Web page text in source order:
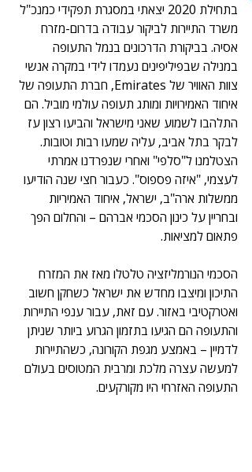
בתחילת 2020 יצאתי במסגרת תפקידי כמנכ"ל
משרד התיירות לביקור עבודה בדרום-מזרח
אסיה. בביקורת הדרכונים בנמל התעופה
במנילה שבפיליפינים נעמדו לידי במקרה אנשי
צוות האוויר של Emirates, חברת התעופה של
איחוד האמירויות ומותג תעופה עולמי מוביל. הם
התלהבו לשמוע שאני מישראל והביעו רצון עז
לבקר בתל אביב, עליה שמעו רבות וטובות.
הצטלמנו ל"סלפי" ואחרי שנפרדנו אמרתי
לעצמי, "איזה פספוס". כעבור חצי שנה הודיעו
ממשלות ארה"ב, ישראל, איחוד האמיריות
ובחריין על כינון הסכמי אברהם – והחלום הפך
פתאום למציאות.
הסכמי הנורמליזציה טלטלו מאז את המזרח
התיכון ומיצבו מחדש את ישראל כשחקן חשוב
ואטרקטיבי באזור. עם זאת, עבור ענפי התיירות
והתעופה הם הגיעו בתזמון הגרוע ביותר שניתן
לדמיין – באמצע מגפת הקורונה, כשהתיירות
למעשה עצרה מלכת ומרבית המטוסים בעולם
התעופה האזרחי היו מקורקעים.